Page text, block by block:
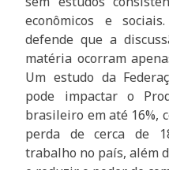
econômicos e
defende que a
matéria ocorram
Um estudo da
pode impactar o
brasileiro em até 16%,
perda de cerca de
trabalho no país, além